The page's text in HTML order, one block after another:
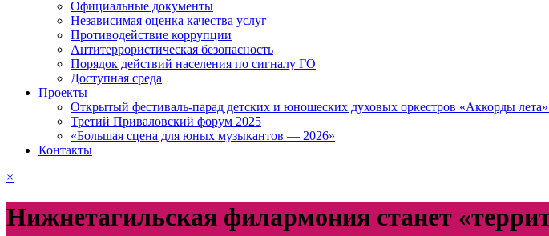
Официальные документы
Независимая оценка качества услуг
Противодействие коррупции
Антитеррористическая безопасность
Порядок действий населения по сигналу ГО
Доступная среда
Проекты
Открытый фестиваль-парад детских и юношеских духовых оркестров «Аккорды
Третий Приваловский форум 2025
«Большая сцена для юных музыкантов — 2026»
Контакты
×
Нижнетагильская филармония станет